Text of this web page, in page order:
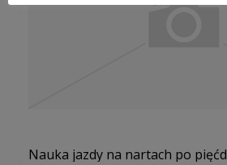
Nauka jazdy na nartach po